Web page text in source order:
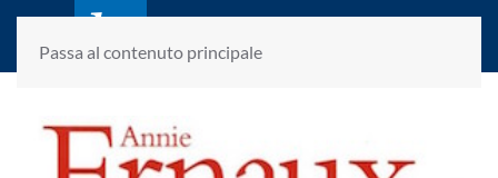
Passa al contenuto principale
laletteraturaenoi.it
fondato da Romano Luperini